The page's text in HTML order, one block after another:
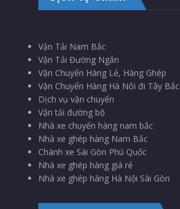
Vận Tải Nam Bắc
Vận Tải Đường Ngắn
Vận Chuyển Hàng Lẻ, Hàng Ghép
Vận Chuyển Hàng Hà Nôi đi Tây Bắc
Dịch vụ vận chuyển
Vận tải đường bộ
Nhà xe chuyển hàng nam bắc
Nhà xe ghép hàng Nam Bắc
Chành xe Sài Gòn Phú Quốc
Nhà xe ghép hàng giá rẻ
Nhà xe ghép hàng Hà Nội Sài Gòn